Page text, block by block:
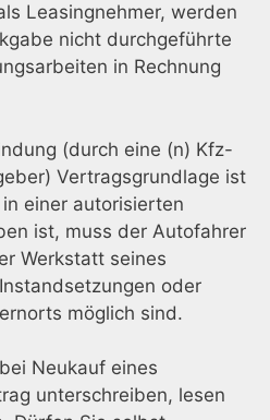
Leasingnehmer, werden
nicht durchgeführte
in Rechnung
(durch eine (n) Kfz-
Vertragsgrundlage ist
einer autorisierten
ist, muss der Autofahrer
Werkstatt seines
oder
möglich sind.
Neukauf eines
unterschreiben, lesen